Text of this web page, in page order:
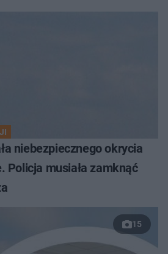
niebezpiecznego okrycia
Policja musiała zamknąć
15